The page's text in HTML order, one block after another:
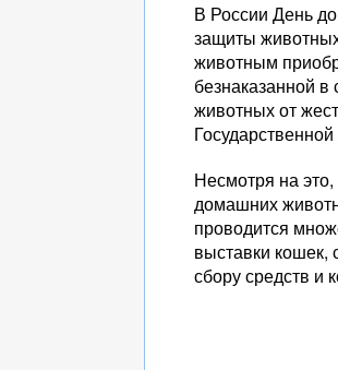
В России День
защиты
животным
безнаказанной в
животных от
Несмотря на
домашних
проводится
выставки кошек,
сбору средств и